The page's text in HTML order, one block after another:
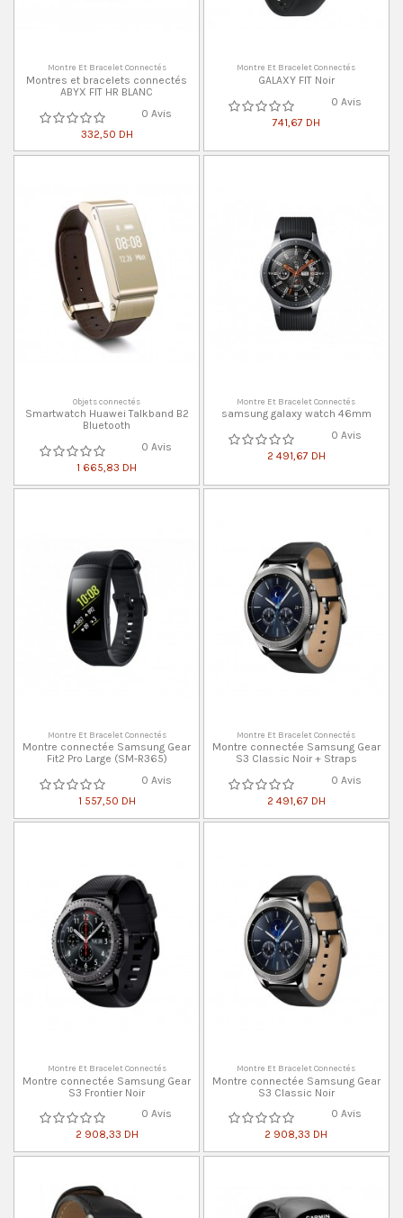
Montre Et Bracelet Connectés
Montres et bracelets connectés
ABYX FIT HR BLANC
0 Avis
332,50 DH
Montre Et Bracelet Connectés
GALAXY FIT Noir
0 Avis
741,67 DH
Objets connectés
Smartwatch Huawei Talkband B2
Bluetooth
0 Avis
1 665,83 DH
Montre Et Bracelet Connectés
samsung galaxy watch 46mm
0 Avis
2 491,67 DH
Montre Et Bracelet Connectés
Montre connectée Samsung Gear
Fit2 Pro Large (SM-R365)
0 Avis
1 557,50 DH
Montre Et Bracelet Connectés
Montre connectée Samsung Gear
S3 Classic Noir + Straps
0 Avis
2 491,67 DH
Montre Et Bracelet Connectés
Montre connectée Samsung Gear
S3 Frontier Noir
0 Avis
2 908,33 DH
Montre Et Bracelet Connectés
Montre connectée Samsung Gear
S3 Classic Noir
0 Avis
2 908,33 DH